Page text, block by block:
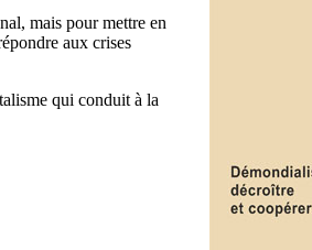
mais pour mettre en
aux crises
qui conduit à la